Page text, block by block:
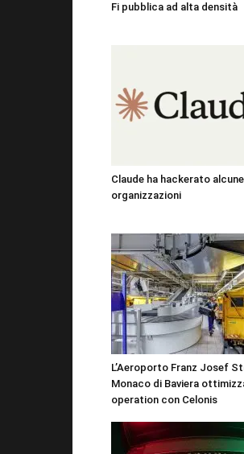
Fi pubblica ad alta densità
Claude ha hackerato alcune
organizzazioni
L’Aeroporto Franz Josef
Monaco di Baviera
operation con Celonis